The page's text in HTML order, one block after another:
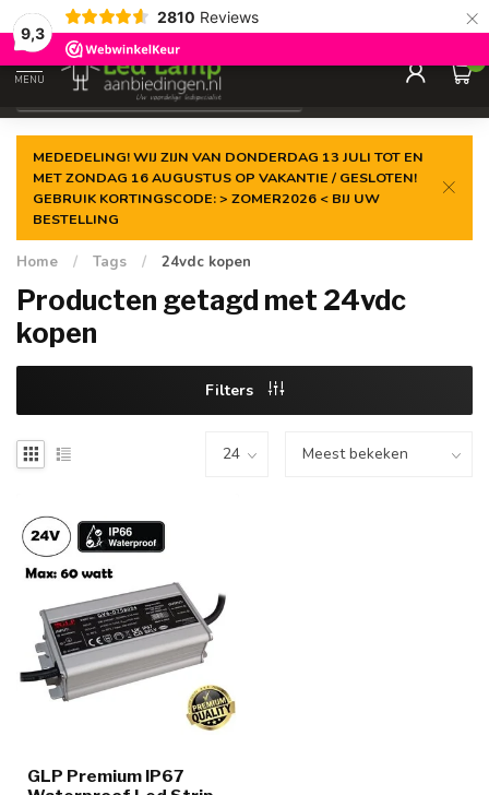
9,3
2810 Reviews ×
Gegarandeerde delaagste prijs
MENU
0
MEDEDELING! WIJ ZIJN VAN DONDERDAG 13 JULI TOT EN
MET ZONDAG 16 AUGUSTUS OP VAKANTIE / GESLOTEN!
GEBRUIK KORTINGSCODE: > ZOMER2026 < BIJ UW
BESTELLING
Home / Tags / 24vdc kopen
Producten getagd met 24vdc
kopen
Filters
GLP Premium IP67